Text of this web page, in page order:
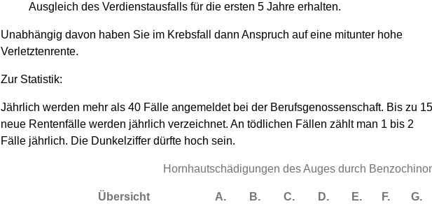
Ausgleich des Verdienstausfalls für die ersten 5 Jahre erhalten.
Unabhängig davon haben Sie im Krebsfall dann Anspruch auf eine mitunter hohe
Verletztenrente.
Zur Statistik:
Jährlich werden mehr als 40 Fälle angemeldet bei der Berufsgenossenschaft. Bis zu
neue Rentenfälle werden jährlich verzeichnet. An tödlichen Fällen zählt man 1 bis 2
Fälle jährlich. Die Dunkelziffer dürfte hoch sein.
Hornhautschädigungen des Auges durch
Übersicht A. B. C. D. E. F. G.